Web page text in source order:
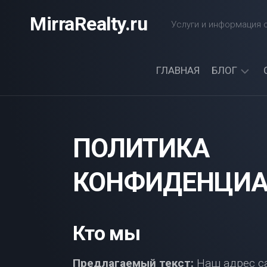
содержаниюMirraRealty.ru Услуги и информация
ГЛАВНАЯ БЛОГ
ПОЛИТИКА
Кто мы
Предлагаемый текст: Наш адрес